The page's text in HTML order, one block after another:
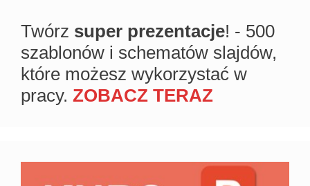
Twórz super prezentacje! - 500
szablonów i schematów slajdów,
które możesz wykorzystać w
pracy. ZOBACZ TERAZ